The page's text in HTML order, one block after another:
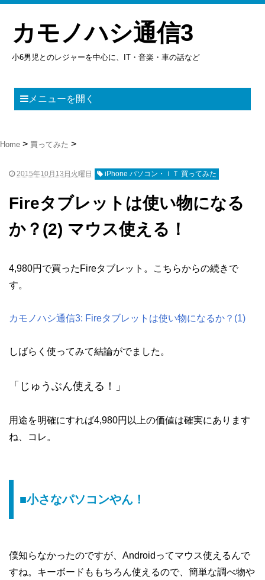
カモノハシ通信3
小6男児とのレジャーを中心に、IT・音楽・車の話など
メニューを開く
Home 買ってみた
2015年10月13日火曜日 iPhone パソコン・ＩＴ 買ってみた
Fireタブレットは使い物になる
か？(2) マウス使える！
4,980円で買ったFireタブレット。こちらからの続きで
す。
カモノハシ通信3: Fireタブレットは使い物になるか？(1)
しばらく使ってみて結論がでました。
「じゅうぶん使える！」
用途を明確にすれば4,980円以上の価値は確実にあります
ね、コレ。
■小さなパソコンやん！
僕知らなかったのですが、Androidってマウス使えるんで
すね。キーボードももちろん使えるので、簡単な調べ物や